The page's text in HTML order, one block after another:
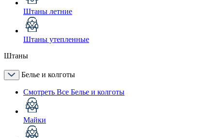
Штаны летние
Штаны утепленные
Штаны
Белье и колготы
Смотреть Все Белье и колготы
Майки